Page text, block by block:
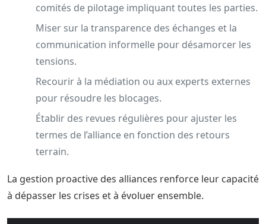
comités de pilotage impliquant toutes les parties.
Miser sur la transparence des échanges et la
communication informelle pour désamorcer les
tensions.
Recourir à la médiation ou aux experts externes
pour résoudre les blocages.
Établir des revues régulières pour ajuster les
termes de l’alliance en fonction des retours
terrain.
La gestion proactive des alliances renforce leur capacité
à dépasser les crises et à évoluer ensemble.